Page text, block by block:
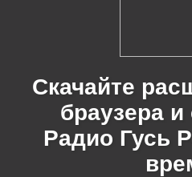
Скачайте
браузера
Радио Гусь